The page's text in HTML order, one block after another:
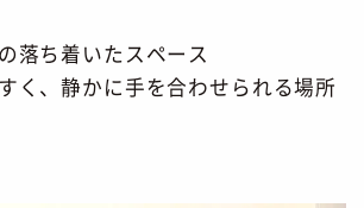
落ち着いたスペース
く、静かに手を合わせられる場所